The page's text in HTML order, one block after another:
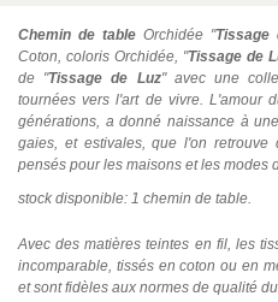
Chemin de table Orchidée "Tissage
Coton, coloris Orchidée, "Tissage de
de "Tissage de Luz" avec une
tournées vers l'art de vivre. L'amour
générations, a donné naissance à
gaies, et estivales, que l'on
pensés pour les maisons et les modes
stock disponible: 1 chemin de table.
Avec des matières teintes en fil, les
incomparable, tissés en coton ou en
et sont fidèles aux normes de qualité du